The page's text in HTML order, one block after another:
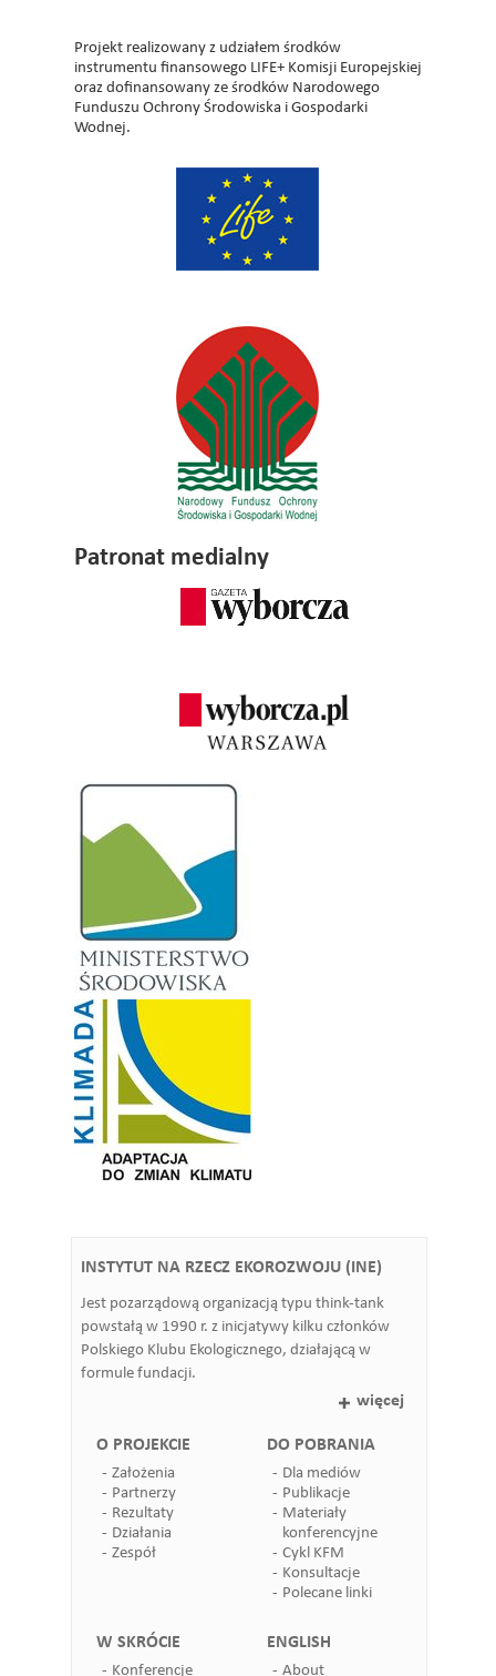
Projekt realizowany z udziałem środków
instrumentu finansowego LIFE+ Komisji Europejskiej
oraz dofinansowany ze środków Narodowego
Funduszu Ochrony Środowiska i Gospodarki
Wodnej.
Patronat medialny
INSTYTUT NA RZECZ EKOROZWOJU (INE)
Jest pozarządową organizacją typu think-tank
powstałą w 1990 r. z inicjatywy kilku członków
Polskiego Klubu Ekologicznego, działającą w
formule fundacji.
więcej
O PROJEKCIE
Założenia
Partnerzy
Rezultaty
Działania
Zespół
DO POBRANIA
Dla mediów
Publikacje
Materiały
konferencyjne
Cykl KFM
Konsultacje
Polecane linki
W SKRÓCIE
Konferencje
ENGLISH
About